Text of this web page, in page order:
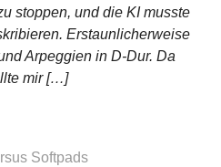
stoppen, und die KI musste
Erstaunlicherweise
Arpeggien in D-Dur. Da
mir […]
Softpads